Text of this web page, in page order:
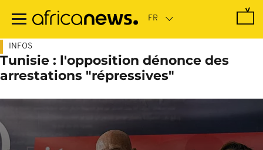
contenu
INFOS
Tunisie : l'opposition dénonce des
arrestations "répressives"